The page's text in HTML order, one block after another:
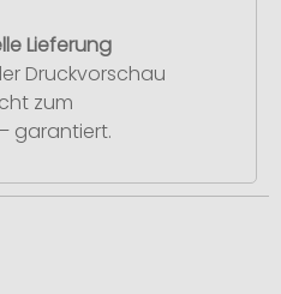
Lieferung
Druckvorschau
zum
garantiert.